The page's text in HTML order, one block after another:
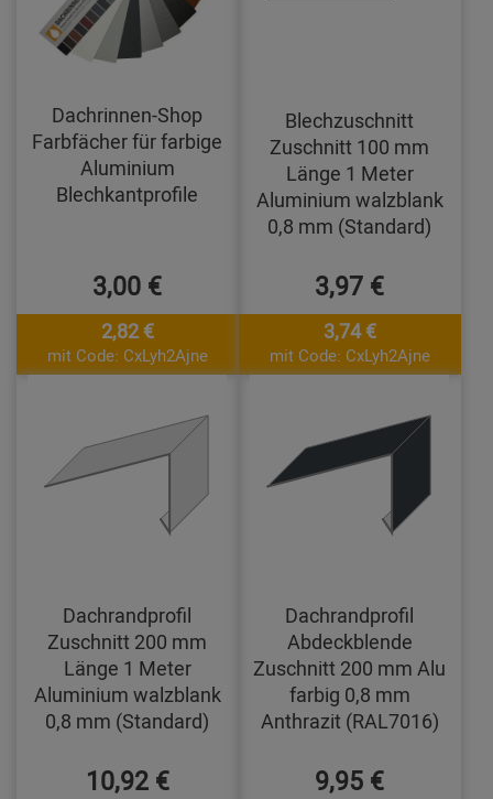
Dachrinnen-Shop
Farbfächer für farbige
Aluminium
Blechkantprofile
3,00 €
2,82 €
mit Code: CxLyh2Ajne
Blechzuschnitt
Zuschnitt 100 mm
Länge 1 Meter
Aluminium walzblank
0,8 mm (Standard)
3,97 €
3,74 €
mit Code: CxLyh2Ajne
Dachrandprofil
Zuschnitt 200 mm
Länge 1 Meter
Aluminium walzblank
0,8 mm (Standard)
10,92 €
Dachrandprofil
Abdeckblende
Zuschnitt 200 mm Alu
farbig 0,8 mm
Anthrazit (RAL7016)
9,95 €